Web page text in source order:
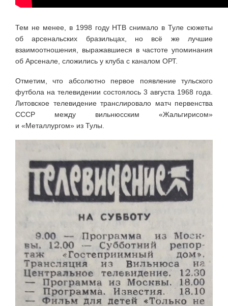
Тем не менее, в 1998 году НТВ снимало в Туле сюжеты
об арсенальских бразильцах, но всё же лучшие
взаимоотношения, выражавшиеся в частоте упоминания
об Арсенале, сложились у клуба с каналом ОРТ.
Отметим, что абсолютно первое появление тульского
футбола на телевидении состоялось 3 августа 1968 года.
Литовское телевидение транслировало матч первенства
СССР между вильнюсским «Жальгирисом»
и «Металлургом» из Тулы.